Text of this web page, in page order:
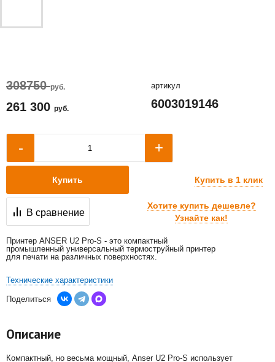
308750 руб.
261 300 руб.
артикул
6003019146
- +
Купить Купить в 1 клик
В сравнение
Хотите купить дешевле?
Узнайте как!
Принтер ANSER U2 Pro-S - это компактный
промышленный универсальный термоструйный принтер
для печати на различных поверхностях.
Технические характеристики
Поделиться
Описание
Компактный, но весьма мощный, Anser U2 Pro-S использует